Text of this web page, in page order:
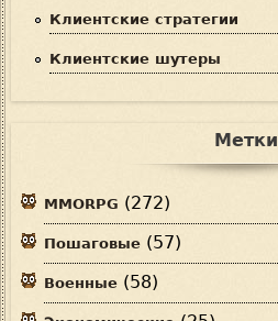
Клиентские стратегии
Клиентские шутеры
Метки
MMORPG (272)
Пошаговые (57)
Военные (58)